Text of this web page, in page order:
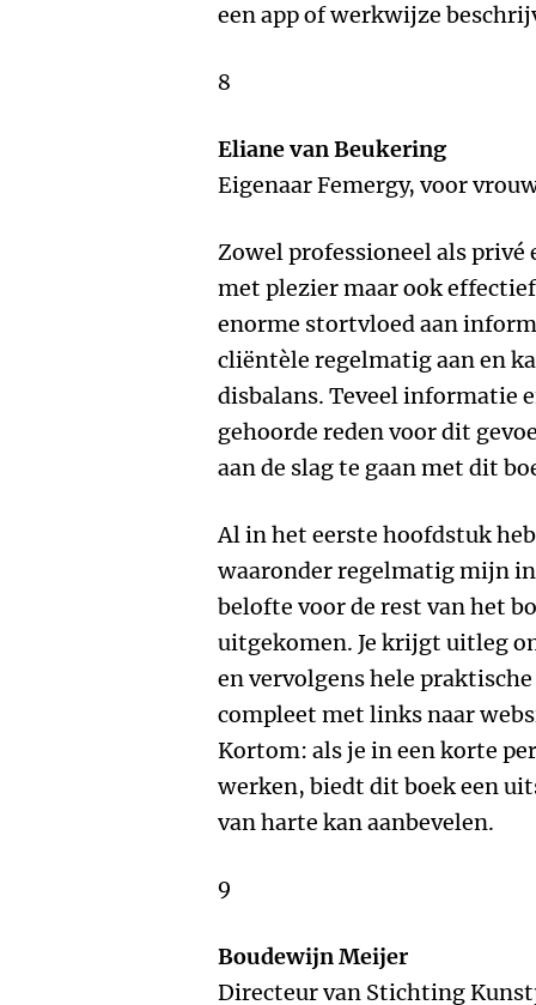
een app of werkwijze
8
Eliane van Beukering
Eigenaar Femergy, voor
Zowel professioneel als
met plezier maar ook
enorme stortvloed aan
cliëntèle regelmatig aan en
disbalans. Teveel informatie
gehoorde reden voor dit
aan de slag te gaan met dit
Al in het eerste hoofdstuk
waaronder regelmatig mijn
belofte voor de rest van het
uitgekomen. Je krijgt uitleg
en vervolgens hele
compleet met links naar
Kortom: als je in een korte
werken, biedt dit boek een
van harte kan aanbevelen.
9
Boudewijn Meijer
Directeur van Stichting